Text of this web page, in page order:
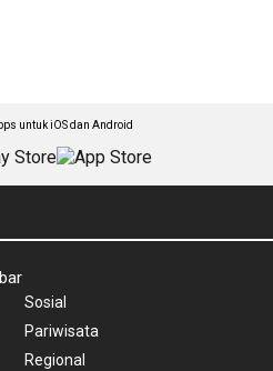
untuk iOS dan Android
Sosial
Pariwisata
Regional